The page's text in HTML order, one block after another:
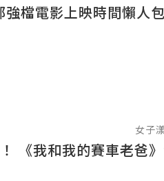
檔電影上映時間懶人
女子
《我和我的賽車老爸